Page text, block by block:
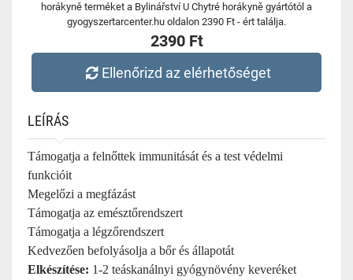
horákyně terméket a Bylinářství U Chytré horákyně gyártótól a
gyogyszertarcenter.hu oldalon 2390 Ft - ért találja.
2390 Ft
Ellenőrizd az elérhetőséget
LEÍRÁS
Támogatja a felnőttek immunitását és a test védelmi
funkcióit
Megelőzi a megfázást
Támogatja az emésztőrendszert
Támogatja a légzőrendszert
Kedvezően befolyásolja a bőr és állapotát
Elkészítése: 1-2 teáskanálnyi gyógynövény keveréket